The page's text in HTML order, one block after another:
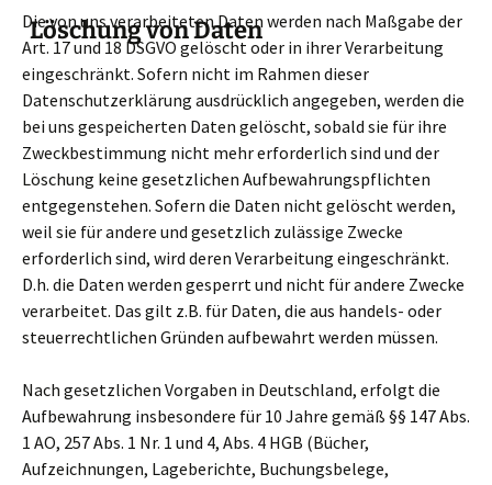
Löschung von Daten
Die von uns verarbeiteten Daten werden nach Maßgabe der
Art. 17 und 18 DSGVO gelöscht oder in ihrer Verarbeitung
eingeschränkt. Sofern nicht im Rahmen dieser
Datenschutzerklärung ausdrücklich angegeben, werden die
bei uns gespeicherten Daten gelöscht, sobald sie für ihre
Zweckbestimmung nicht mehr erforderlich sind und der
Löschung keine gesetzlichen Aufbewahrungspflichten
entgegenstehen. Sofern die Daten nicht gelöscht werden,
weil sie für andere und gesetzlich zulässige Zwecke
erforderlich sind, wird deren Verarbeitung eingeschränkt.
D.h. die Daten werden gesperrt und nicht für andere Zwecke
verarbeitet. Das gilt z.B. für Daten, die aus handels- oder
steuerrechtlichen Gründen aufbewahrt werden müssen.
Nach gesetzlichen Vorgaben in Deutschland, erfolgt die
Aufbewahrung insbesondere für 10 Jahre gemäß §§ 147 Abs.
1 AO, 257 Abs. 1 Nr. 1 und 4, Abs. 4 HGB (Bücher,
Aufzeichnungen, Lageberichte, Buchungsbelege,